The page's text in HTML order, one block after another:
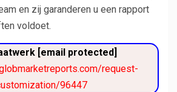
en zij garanderen u een rapport
voldoet.
[email protected]
request-
96447